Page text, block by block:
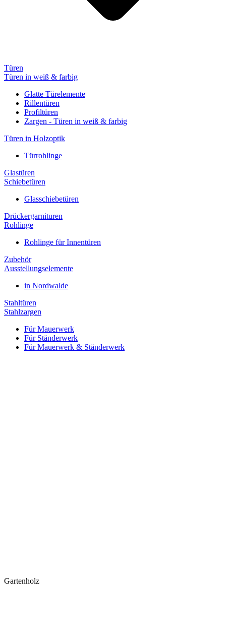
Türen
Türen in weiß & farbig
Glatte Türelemente
Rillentüren
Profiltüren
Zargen - Türen in weiß & farbig
Türen in Holzoptik
Türrohlinge
Glastüren
Schiebetüren
Glasschiebetüren
Drückergarnituren
Rohlinge
Rohlinge für Innentüren
Zubehör
Ausstellungselemente
in Nordwalde
Stahltüren
Stahlzargen
Für Mauerwerk
Für Ständerwerk
Für Mauerwerk & Ständerwerk
Gartenholz